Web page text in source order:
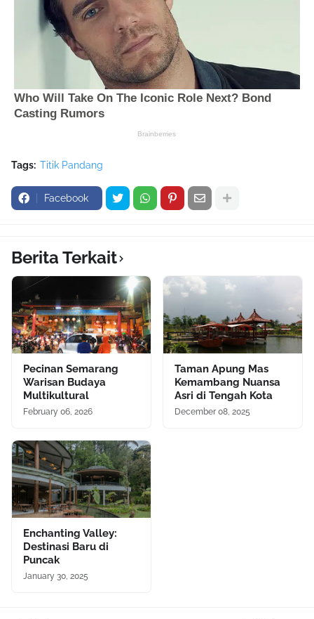
Tags: Titik Pandang
Facebook
Berita Terkait
Pecinan Semarang
Warisan Budaya
Multikultural
February 06, 2026
Taman Apung Mas
Kemambang Nuansa
Asri di Tengah Kota
December 08, 2025
Enchanting Valley:
Destinasi Baru di
Puncak
January 30, 2025